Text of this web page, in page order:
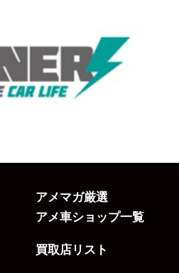
アメマガ厳選
アメ車ショップ一覧
買取店リスト